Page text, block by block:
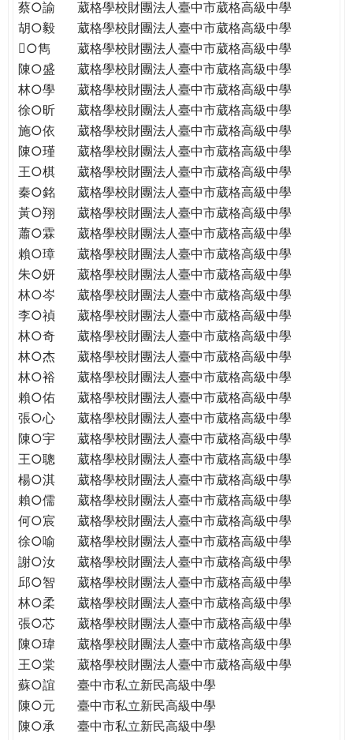
PUTTING
YOU
THE
PATH
GLOBAL
CITIZENSHIP
蔡○諭
葳格學校財團法人臺中市葳格高級中學
胡○毅
葳格學校財團法人臺中市葳格高級中學
○雋
葳格學校財團法人臺中市葳格高級中學
陳○盛
葳格學校財團法人臺中市葳格高級中學
林○學
葳格學校財團法人臺中市葳格高級中學
徐○昕
葳格學校財團法人臺中市葳格高級中學
施○依
葳格學校財團法人臺中市葳格高級中學
陳○瑾
葳格學校財團法人臺中市葳格高級中學
王○棋
葳格學校財團法人臺中市葳格高級中學
秦○銘
葳格學校財團法人臺中市葳格高級中學
黃○翔
葳格學校財團法人臺中市葳格高級中學
蕭○霖
葳格學校財團法人臺中市葳格高級中學
賴○璋
葳格學校財團法人臺中市葳格高級中學
朱○妍
葳格學校財團法人臺中市葳格高級中學
林○岑
葳格學校財團法人臺中市葳格高級中學
李○禎
葳格學校財團法人臺中市葳格高級中學
林○奇
葳格學校財團法人臺中市葳格高級中學
林○杰
葳格學校財團法人臺中市葳格高級中學
林○裕
葳格學校財團法人臺中市葳格高級中學
賴○佑
葳格學校財團法人臺中市葳格高級中學
張○心
葳格學校財團法人臺中市葳格高級中學
陳○宇
葳格學校財團法人臺中市葳格高級中學
王○聰
葳格學校財團法人臺中市葳格高級中學
楊○淇
葳格學校財團法人臺中市葳格高級中學
賴○儒
葳格學校財團法人臺中市葳格高級中學
何○宸
葳格學校財團法人臺中市葳格高級中學
徐○喻
葳格學校財團法人臺中市葳格高級中學
謝○汝
葳格學校財團法人臺中市葳格高級中學
邱○智
葳格學校財團法人臺中市葳格高級中學
林○柔
葳格學校財團法人臺中市葳格高級中學
張○芯
葳格學校財團法人臺中市葳格高級中學
陳○瑋
葳格學校財團法人臺中市葳格高級中學
王○棠
葳格學校財團法人臺中市葳格高級中學
蘇○誼
臺中市私立新民高級中學
陳○元
臺中市私立新民高級中學
陳○承
臺中市私立新民高級中學